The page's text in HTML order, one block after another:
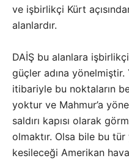
ve işbirlikçi Kürt
alanlardır.
DAİŞ bu alanlara
güçler adına yönelmiştir.
itibariyle bu noktaların
yoktur ve Mahmur’a
saldırı kapısı olarak
olmaktır. Olsa bile bu
kesileceği Amerikan hava